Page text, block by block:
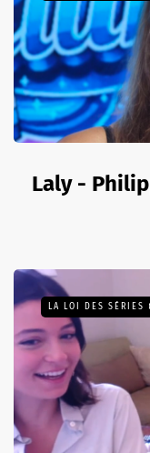
Laly -
LA LOI DES SÉRIES